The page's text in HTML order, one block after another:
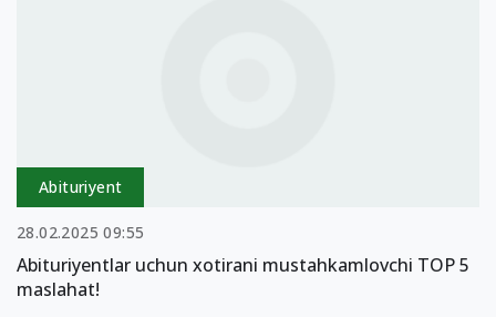
Abituriyent
28.02.2025 09:55
Abituriyentlar uchun xotirani mustahkamlovchi TOP 5
maslahat!